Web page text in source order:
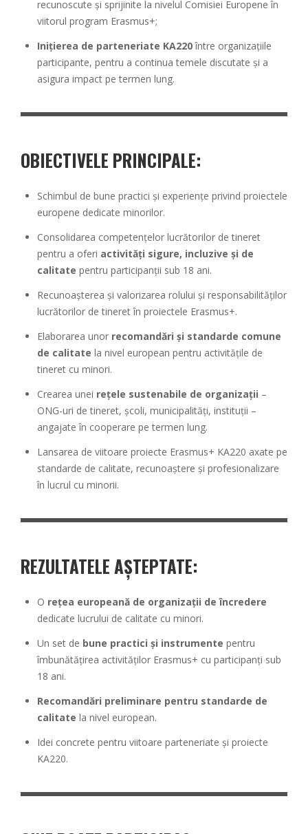
recunoscute și sprijinite la nivelul Comisiei Europene în
viitorul program Erasmus+;
Inițierea de parteneriate KA220între organizațiile
participante, pentru a continua temele discutate și a
asigura impact pe termen lung.
OBIECTIVELE PRINCIPALE:
Schimbul de bune practici și experiențe privind proiectele
europene dedicate minorilor.
Consolidarea competențelor lucrătorilor de tineret
pentru a oferi activități sigure, incluzive și de
calitate pentru participanții sub 18 ani.
Recunoașterea și valorizarea rolului și responsabilităților
lucrătorilor de tineret în proiectele Erasmus+.
Elaborarea unor recomandări și standarde comune
de calitate la nivel european pentru activitățile de
tineret cu minori.
Crearea unei rețele sustenabile de organizații –
ONG-uri de tineret, școli, municipalități, instituții –
angajate în cooperare pe termen lung.
Lansarea de viitoare proiecte Erasmus+ KA220 axate pe
standarde de calitate, recunoaștere și profesionalizare
în lucrul cu minorii.
REZULTATELE AȘTEPTATE:
O rețea europeană de organizații de încredere
dedicate lucrului de calitate cu minori.
Un set de bune practici și instrumente pentru
îmbunătățirea activităților Erasmus+ cu participanți sub
18 ani.
Recomandări preliminare pentru standarde de
calitate la nivel european.
Idei concrete pentru viitoare parteneriate și proiecte
KA220.